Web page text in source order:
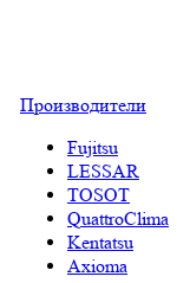
Производители
Fujitsu
LESSAR
TOSOT
QuattroClima
Kentatsu
Axioma